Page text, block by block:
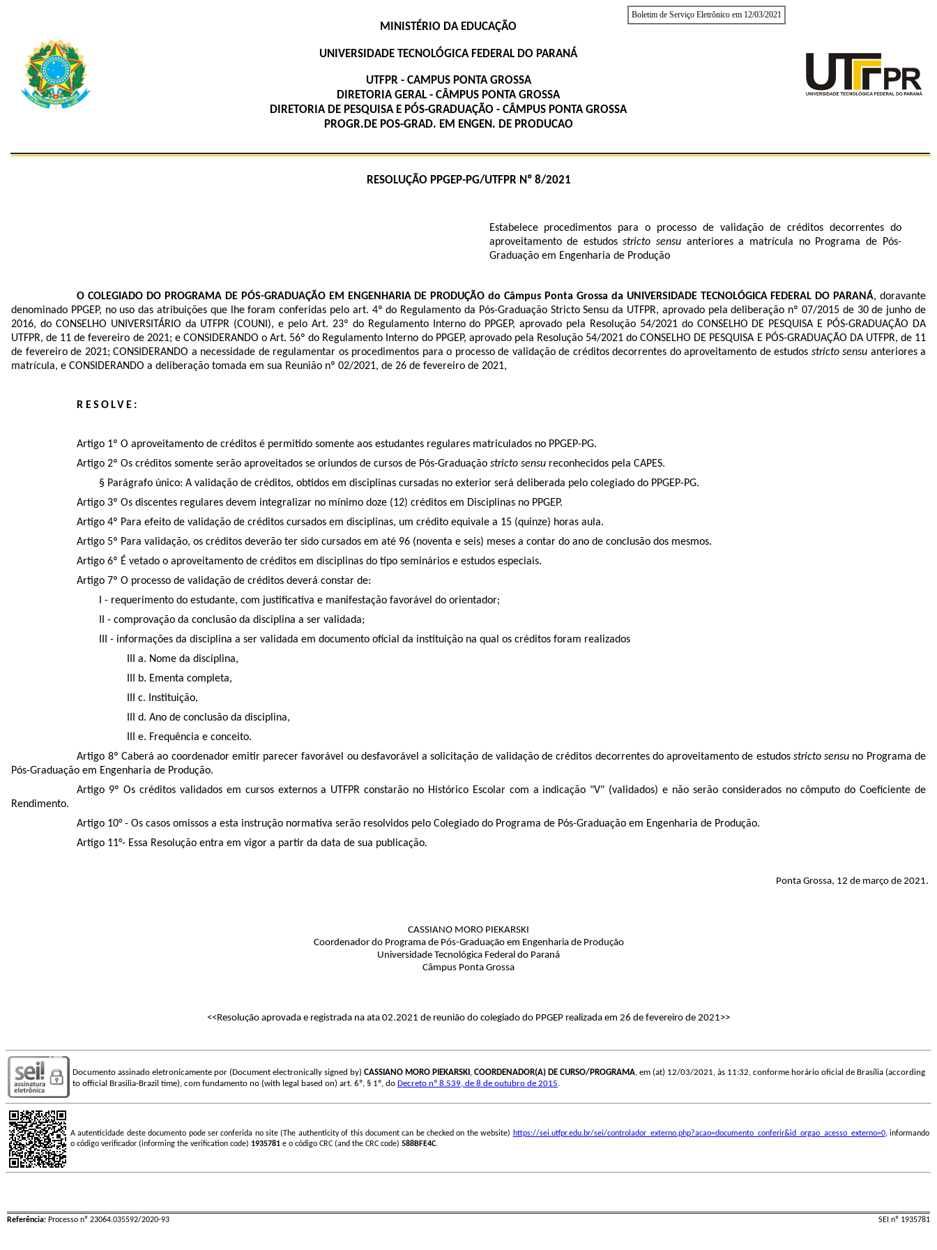
Boletim de Serviço Eletrônico em 12/03/2021
MINISTÉRIO DA EDUCAÇÃO
UNIVERSIDADE TECNOLÓGICA FEDERAL DO PARANÁ
UTFPR - CAMPUS PONTA GROSSA
DIRETORIA GERAL - CÂMPUS PONTA GROSSA
DIRETORIA DE PESQUISA E PÓS-GRADUAÇÃO - CÂMPUS PONTA GROSSA
PROGR.DE POS-GRAD. EM ENGEN. DE PRODUCAO
RESOLUÇÃO PPGEP-PG/UTFPR Nº 8/2021
Estabelece procedimentos para o processo de validação de créditos decorrentes do
aproveitamento de estudosstricto sensu anteriores a matrícula no Programa de Pós-
Graduação em Engenharia de Produção
O COLEGIADO DO PROGRAMA DE PÓS-GRADUAÇÃO EM ENGENHARIA DE PRODUÇÃO do Câmpus Ponta Grossa da UNIVERSIDADE TECNOLÓGICA FEDERAL DO PARANÁ, doravante
denominado PPGEP, no uso das atribuições que lhe foram conferidas pelo art. 4º do Regulamento da Pós-Graduação Stricto Sensu da UTFPR, aprovado pela deliberação nº 07/2015 de 30 de junho de
2016, do CONSELHO UNIVERSITÁRIO da UTFPR (COUNI), e pelo Art. 23º do Regulamento Interno do PPGEP, aprovado pela Resolução 54/2021 do CONSELHO DE PESQUISA E PÓS-GRADUAÇÃO DA
UTFPR, de 11 de fevereiro de 2021; e CONSIDERANDO o Art. 56º do Regulamento Interno do PPGEP, aprovado pela Resolução 54/2021 do CONSELHO DE PESQUISA E PÓS-GRADUAÇÃO DA UTFPR, de 11
de fevereiro de 2021; CONSIDERANDO a necessidade de regulamentar os procedimentos para o processo de validação de créditos decorrentes do aproveitamento de estudos stricto sensu anteriores a
matrícula, e CONSIDERANDO a deliberação tomada em sua Reunião nº 02/2021, de 26 de fevereiro de 2021,
RESOLVE:
Artigo 1º O aproveitamento de créditos é permitido somente aos estudantes regulares matriculados no PPGEP-PG.
Artigo 2º Os créditos somente serão aproveitados se oriundos de cursos de Pós-Graduaçãostricto sensu reconhecidos pela CAPES.
§ Parágrafo único: A validação de créditos, obtidos em disciplinas cursadas no exterior será deliberada pelo colegiado do PPGEP-PG.
Artigo 3º Os discentes regulares devem integralizar no mínimo doze (12) créditos em Disciplinas no PPGEP.
Artigo 4º Para efeito de validação de créditos cursados em disciplinas, um crédito equivale a 15 (quinze) horas aula.
Artigo 5º Para validação, os créditos deverão ter sido cursados em até 96 (noventa e seis) meses a contar do ano de conclusão dos mesmos.
Artigo 6º É vetado o aproveitamento de créditos em disciplinas do tipo seminários e estudos especiais.
Artigo 7º O processo de validação de créditos deverá constar de:
I - requerimento do estudante, com justificativa e manifestação favorável do orientador;
II - comprovação da conclusão da disciplina a ser validada;
III - informações da disciplina a ser validada em documento oficial da instituição na qual os créditos foram realizados
III a. Nome da disciplina,
III b. Ementa completa,
III c. Instituição,
III d. Ano de conclusão da disciplina,
III e. Frequência e conceito.
Artigo 8º Caberá ao coordenador emitir parecer favorável ou desfavorável a solicitação de validação de créditos decorrentes do aproveitamento de estudos stricto sensu no Programa de
Pós-Graduação em Engenharia de Produção.
Artigo 9º Os créditos validados em cursos externos a UTFPR constarão no Histórico Escolar com a indicação "V" (validados) e não serão considerados no cômputo do Coeficiente de
Rendimento.
Artigo 10° - Os casos omissos a esta instrução normativa serão resolvidos pelo Colegiado do Programa de Pós-Graduação em Engenharia de Produção.
Artigo 11°- Essa Resolução entra em vigor a partir da data de sua publicação.
Ponta Grossa, 12 de março de 2021.
CASSIANO MORO PIEKARSKI
Coordenador do Programa de Pós-Graduação em Engenharia de Produção
Universidade Tecnológica Federal do Paraná
Câmpus Ponta Grossa
<<Resolução aprovada e registrada na ata 02.2021 de reunião do colegiado do PPGEP realizada em 26 de fevereiro de 2021>>
Documento assinado eletronicamente por (Document electronically signed by) CASSIANO MORO PIEKARSKI , COORDENADOR(A) DE CURSO/PROGRAMA, em (at) 12/03/2021, às 11:32, conforme horário oficial de Brasília (according
to official Brasilia-Brazil time), com fundamento no (with legal based on) art. 6º, § 1º, do Decreto nº 8.539, de 8 de outubro de 2015.
A autenticidade deste documento pode ser conferida no site (The authenticity of this document can be checked on the website) https://sei.utfpr.edu.br/sei/controlador_externo.php?acao=documento_conferir&id_orgao_acesso_externo=0, informando
o código verificador (informing the verification code) 1935781 e o código CRC (and the CRC code) 588BFE4C.
Referência: Processo nº 23064.035592/2020-93 SEI nº 1935781